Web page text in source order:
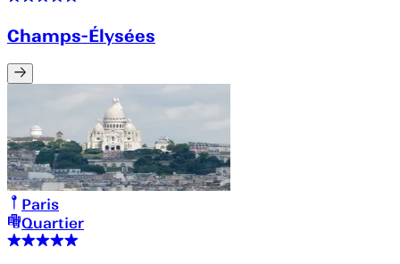
Champs-Élysées
Paris
Quartier